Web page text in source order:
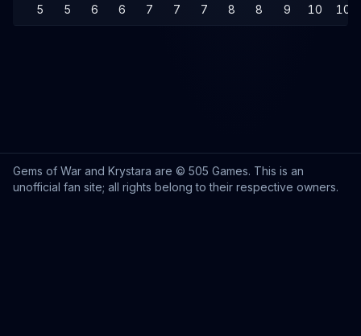
5 5 6 6 7 7 7 8 8 9 10 10
Gems of War and Krystara are © 505 Games. This is an
unofficial fan site; all rights belong to their respective owners.